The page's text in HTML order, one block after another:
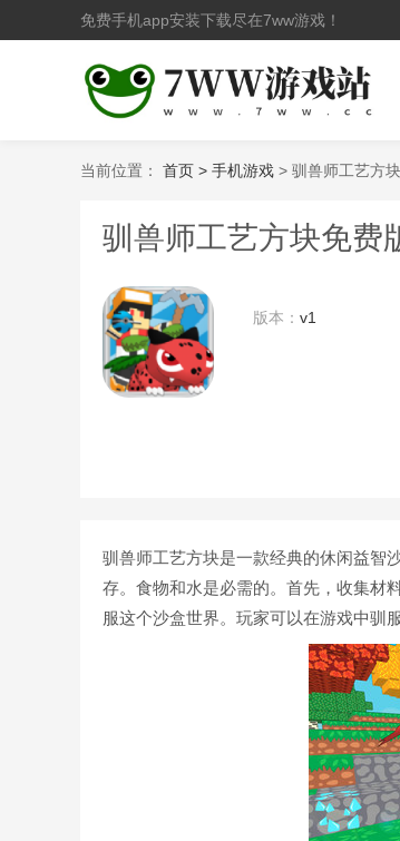
免费手机app安装下载尽在7ww游戏！
当前位置： 首页 > 手机游戏 > 驯兽师工艺方
驯兽师工艺方块免费
版本： v1
驯兽师工艺方块是一款经典的休闲益智
存。食物和水是必需的。首先，收集材
服这个沙盒世界。玩家可以在游戏中驯